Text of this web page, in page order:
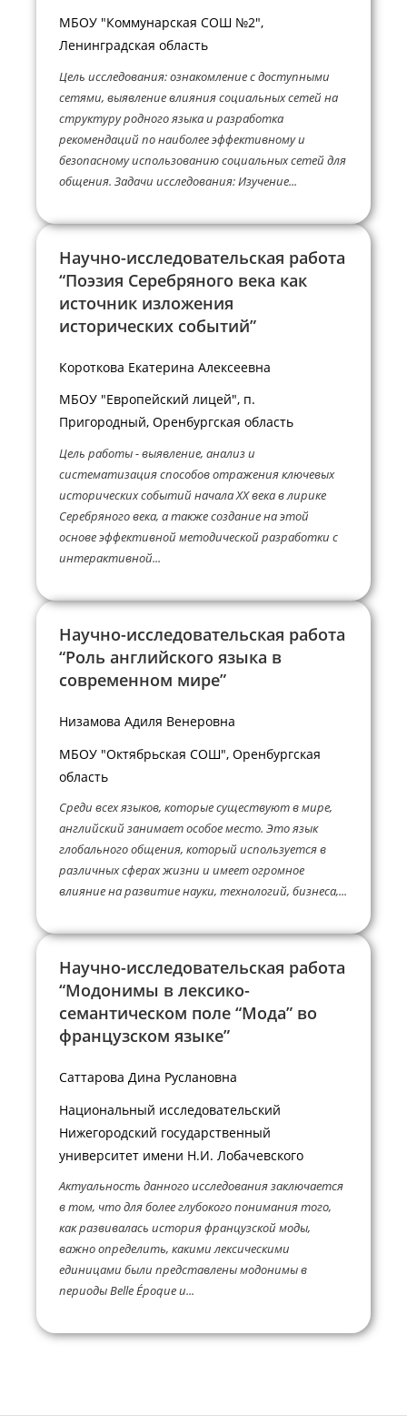
МБОУ "Коммунарская СОШ №2",
Ленинградская область
Цель исследования: ознакомление с доступными
сетями, выявление влияния социальных сетей на
структуру родного языка и разработка
рекомендаций по наиболее эффективному и
безопасному использованию социальных сетей для
общения. Задачи исследования: Изучение...
Научно-исследовательская работа
“Поэзия Серебряного века как
источник изложения
исторических событий”
Короткова Екатерина Алексеевна
МБОУ "Европейский лицей", п.
Пригородный, Оренбургская область
Цель работы - выявление, анализ и
систематизация способов отражения ключевых
исторических событий начала XX века в лирике
Серебряного века, а также создание на этой
основе эффективной методической разработки с
интерактивной...
Научно-исследовательская работа
“Роль английского языка в
современном мире”
Низамова Адиля Венеровна
МБОУ "Октябрьская СОШ", Оренбургская
область
Среди всех языков, которые существуют в мире,
английский занимает особое место. Это язык
глобального общения, который используется в
различных сферах жизни и имеет огромное
влияние на развитие науки, технологий, бизнеса,...
Научно-исследовательская работа
“Модонимы в лексико-
семантическом поле “Мода” во
французском языке”
Саттарова Дина Руслановна
Национальный исследовательский
Нижегородский государственный
университет имени Н.И. Лобачевского
Актуальность данного исследования заключается
в том, что для более глубокого понимания того,
как развивалась история французской моды,
важно определить, какими лексическими
единицами были представлены модонимы в
периоды Belle Époque и...